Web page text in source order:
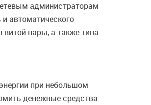
администраторам
автоматического
витой пары, а также типа
при небольшом
денежные средства